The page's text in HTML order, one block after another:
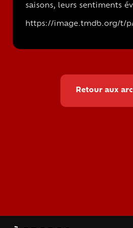
saisons, leurs sentiments
https://image.tmdb.org/t/p/
Retour aux